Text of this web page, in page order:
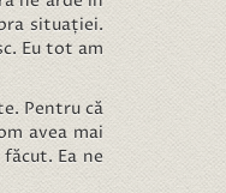
situației.
Eu tot am
Pentru că
avea mai
Ea ne